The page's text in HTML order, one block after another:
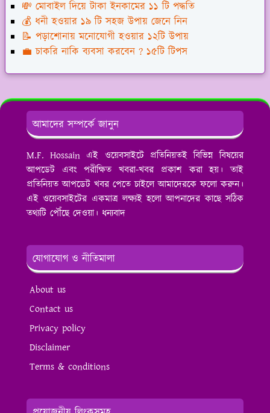
💸 মোবাইল দিয়ে টাকা ইনকামের ১১ টি পদ্ধতি
💰 ধনী হওয়ার ১৯ টি সহজ উপায় জেনে নিন
📝 পড়াশোনায় মনোযোগী হওয়ার ১২টি উপায়
💼 চাকরি নাকি ব্যবসা করবেন ? ১৫টি টিপস
আমাদের সম্পর্কে জানুন
M.F. Hossain এই ওয়েবসাইটে প্রতিনিয়তই বিভিন্ন বিষয়ের
আপডেট এবং পরীক্ষিত খবরা-খবর প্রকাশ করা হয়। তাই
প্রতিনিয়ত আপডেট খবর পেতে চাইলে আমাদেরকে ফলো করুন।
এই ওয়েবসাইটের একমাত্র লক্ষ্যই হলো আপনাদের কাছে সঠিক
তথ্যটি পৌঁছে দেওয়া। ধন্যবাদ
যোগাযোগ ও নীতিমালা
About us
Contact us
Privacy policy
Disclaimer
Terms & conditions